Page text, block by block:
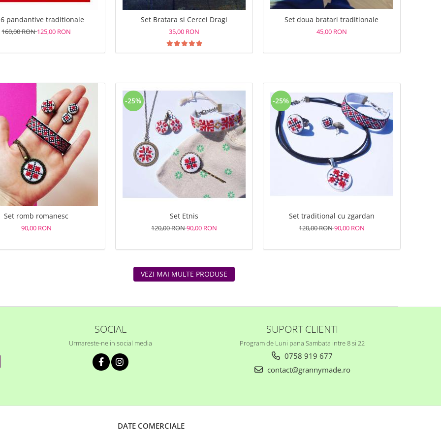
6 pandantive traditionale
160,00 RON125,00 RON
Set Bratara si Cercei Dragi
35,00 RON
Set doua bratari traditionale
45,00 RON
Set romb romanesc
90,00 RON
-25%
Set Etnis
120,00 RON90,00 RON
-25%
Set traditional cu zgardan
120,00 RON90,00 RON
VEZI MAI MULTE PRODUSE
SOCIAL
Urmareste-ne in social media
SUPORT CLIENTI
Program de Luni pana Sambata intre 8 si 22
0758 919 677
contact@grannymade.ro
DATE COMERCIALE